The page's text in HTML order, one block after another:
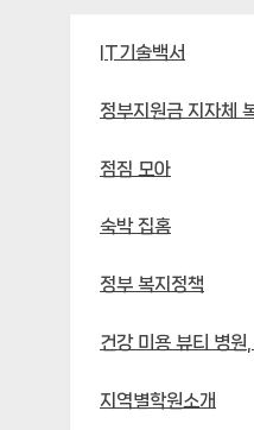
IT기술백서
정부지원금 지자체
점짐 모아
숙박 집홈
정부 복지정책
건강 미용 뷰티 병원,
지역별학원소개